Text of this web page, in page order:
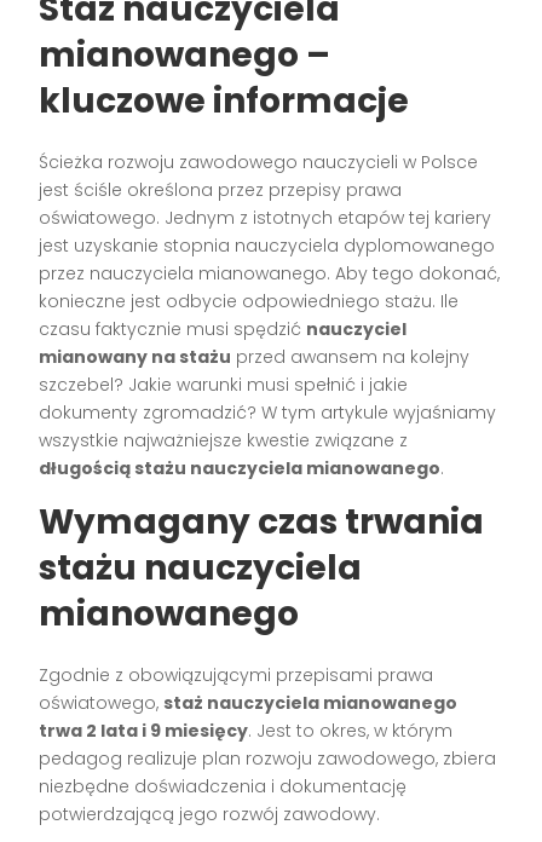
mianowanego –
kluczowe informacje
Ścieżka rozwoju zawodowego nauczycieli w Polsce
jest ściśle określona przez przepisy prawa
oświatowego. Jednym z istotnych etapów tej kariery
jest uzyskanie stopnia nauczyciela dyplomowanego
przez nauczyciela mianowanego. Aby tego dokonać,
konieczne jest odbycie odpowiedniego stażu. Ile
czasu faktycznie musi spędzić nauczyciel
mianowany na stażu przed awansem na kolejny
szczebel? Jakie warunki musi spełnić i jakie
dokumenty zgromadzić? W tym artykule wyjaśniamy
wszystkie najważniejsze kwestie związane z
długością stażu nauczyciela mianowanego.
Wymagany czas trwania
stażu nauczyciela
mianowanego
Zgodnie z obowiązującymi przepisami prawa
oświatowego, staż nauczyciela mianowanego
trwa 2 lata i 9 miesięcy. Jest to okres, w którym
pedagog realizuje plan rozwoju zawodowego, zbiera
niezbędne doświadczenia i dokumentację
potwierdzającą jego rozwój zawodowy.